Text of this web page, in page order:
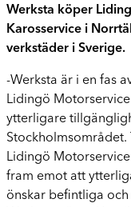
Boka
Byte av
Werksta köper
Karosservice i
verkstäder i Sverige.
-Werksta är i en fas
Lidingö
ytterligare
Lidingö
fram emot att
önskar befintliga och